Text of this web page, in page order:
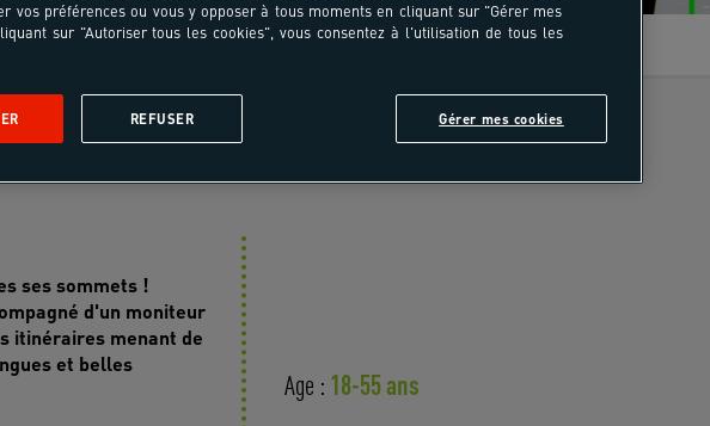
En images Jour après jour Infos pratiques Avis
ses sommets !
d'un moniteur
itinéraires menant de
et belles
Age : 18-55 ans
vos préférences ou vous y opposer à tous moments en cliquant sur "Gérer mes
sur "Autoriser tous les cookies", vous consentez à l'utilisation de tous les
Gérer mes cookies
REFUSER